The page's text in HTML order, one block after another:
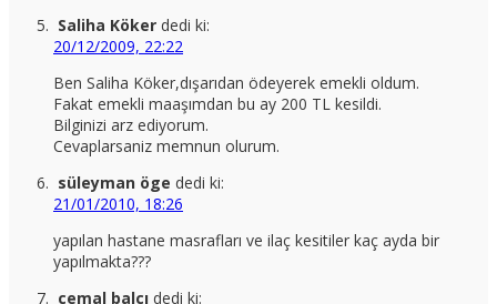
Saliha Köker dedi ki:
20/12/2009, 22:22
Ben Saliha Köker,dışarıdan ödeyerek emekli oldum.
Fakat emekli maaşımdan bu ay 200 TL kesildi.
Bilginizi arz ediyorum.
Cevaplarsaniz memnun olurum.
süleyman öge dedi ki:
21/01/2010, 18:26
yapılan hastane masrafları ve ilaç kesitiler kaç ayda bir
yapılmakta???
cemal balcı dedi ki: